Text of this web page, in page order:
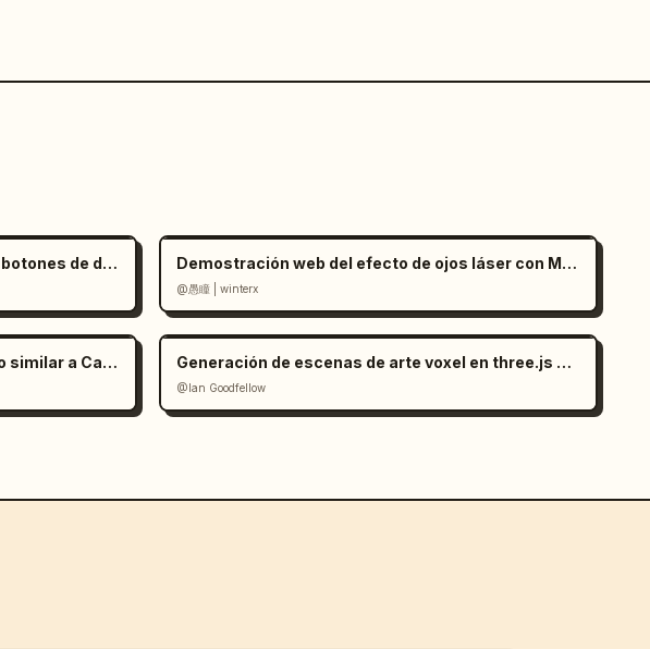
Generar 40 íconos SVG simples con botones de descarga Demostración web del efecto de ojos láser con Mediapipe y Three.js
@愚瞳 | winterx
Interfaz de usuario de editor de video similar a CapCut en Gemini Generación de escenas de arte voxel en three.js a partir de una imagen
@Ian Goodfellow